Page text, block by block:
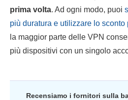
prima volta. Ad ogni modo, puoi
più duratura e utilizzare lo sconto
la maggior parte delle VPN
più dispositivi con un singolo
Recensiamo i fornitori sulla